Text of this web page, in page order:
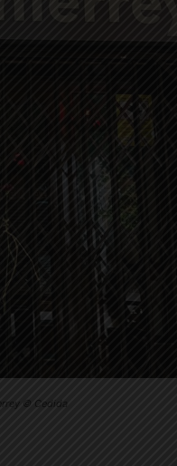
© Cedida